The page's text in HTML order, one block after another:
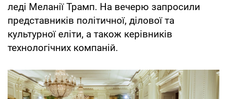
леді Меланії Трамп. На вечерю запросили
представників політичної, ділової та
культурної еліти, а також керівників
технологічних компаній.